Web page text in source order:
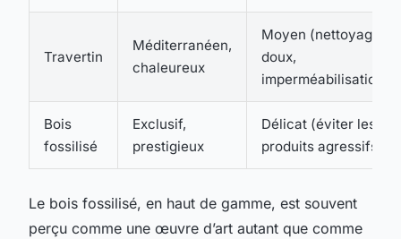
Travertin
Méditerranéen,
chaleureux
Moyen (nettoyage
doux,
imperméabilisation)
Bois
fossilisé
Exclusif,
prestigieux
Délicat (éviter les
produits agressifs)
Le bois fossilisé, en haut de gamme, est souvent
perçu comme une œuvre d’art autant que comme